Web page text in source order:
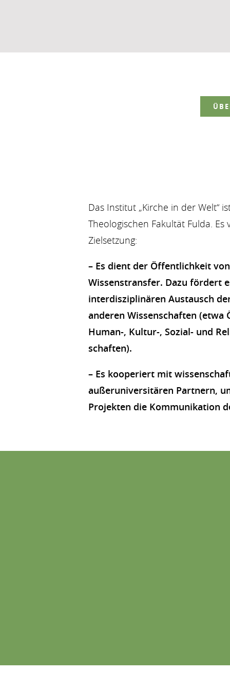
Das Institut „Kirche in der Welt“
Theologischen Fakultät Fulda.
Zielsetzung:
– Es dient der Öffentlichkeit
Wissenstransfer. Dazu fördert
interdisziplinären Austausch
anderen Wissenschaften (etwa
Human-, Kultur-, Sozial- und
schaften).
– Es kooperiert mit
außeruniversitären Partnern,
Projekten die Kommunikation